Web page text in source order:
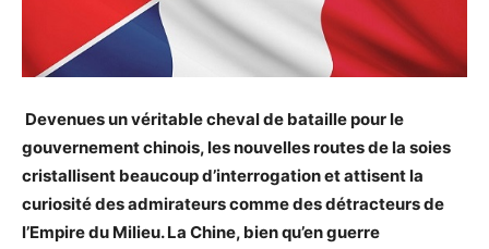
Devenues un véritable cheval de bataille pour le
gouvernement chinois, les nouvelles routes de la soies
cristallisent beaucoup d’interrogation et attisent la
curiosité des admirateurs comme des détracteurs de
l’Empire du Milieu. La Chine, bien qu’en guerre